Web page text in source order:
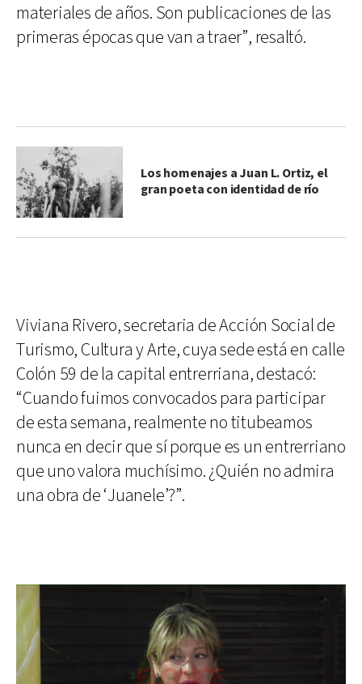
materiales de años. Son publicaciones de las
primeras épocas que van a traer”, resaltó.
Los homenajes a Juan L. Ortiz, el
gran poeta con identidad de río
Viviana Rivero, secretaria de Acción Social de
Turismo, Cultura y Arte, cuya sede está en calle
Colón 59 de la capital entrerriana, destacó:
“Cuando fuimos convocados para participar
de esta semana, realmente no titubeamos
nunca en decir que sí porque es un entrerriano
que uno valora muchísimo. ¿Quién no admira
una obra de ‘Juanele’?”.